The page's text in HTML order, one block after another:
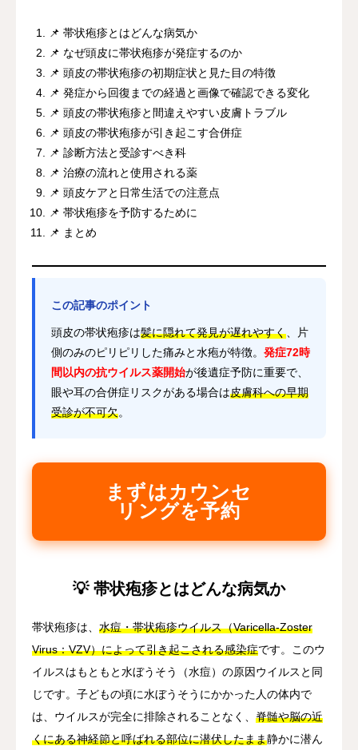
📌 帯状疱疹とはどんな病気か
📌 なぜ頭皮に帯状疱疹が発症するのか
📌 頭皮の帯状疱疹の初期症状と見た目の特徴
📌 発症から回復までの経過と画像で確認できる変化
📌 頭皮の帯状疱疹と間違えやすい皮膚トラブル
📌 頭皮の帯状疱疹が引き起こす合併症
📌 診断方法と受診すべき科
📌 治療の流れと使用される薬
📌 頭皮ケアと日常生活での注意点
📌 帯状疱疹を予防するために
📌 まとめ
この記事のポイント
頭皮の帯状疱疹は髪に隠れて発見が遅れやすく 、片
側のみのピリピリした痛みと水疱が特徴。 発症72時
間以内の抗ウイルス薬開始が後遺症予防に重要で、
眼や耳の合併症リスクがある場合は皮膚科への早期
受診が不可欠。
まずはカウンセ
リングを予約
💡 帯状疱疹とはどんな病気か
帯状疱疹は、 水痘・帯状疱疹ウイルス（Varicella-Zoster
Virus：VZV）によって引き起こされる感染症です。このウ
イルスはもともと水ぼうそう（水痘）の原因ウイルスと同
じです。子どもの頃に水ぼうそうにかかった人の体内で
は、ウイルスが完全に排除されることなく、 脊髄や脳の近
くにある神経節と呼ばれる部位に潜伏したまま静かに潜ん